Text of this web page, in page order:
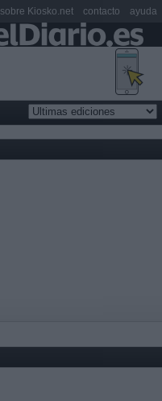
sobre Kiosko.net contacto ayuda